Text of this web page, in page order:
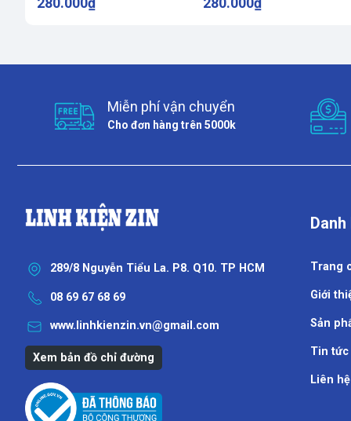
Miễn phí vận chuyển
Cho đơn hàng trên 5000k
289/8 Nguyễn Tiểu La. P8. Q10. TP HCM
08 69 67 68 69
www.linhkienzin.vn@gmail.com
Xem bản đồ chỉ đường
Trang
Giới
Sản
Tin tức
Liên hệ